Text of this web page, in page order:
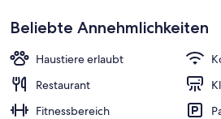
Beliebte Annehmlichkeiten
Haustiere erlaubt
Restaurant
Fitnessbereich